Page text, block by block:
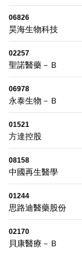
06826
昊海生物科技
02257
聖諾醫藥－Ｂ
06978
永泰生物－Ｂ
01521
方達控股
08158
中國再生醫學
01244
思路迪醫藥股份
02170
貝康醫療－Ｂ